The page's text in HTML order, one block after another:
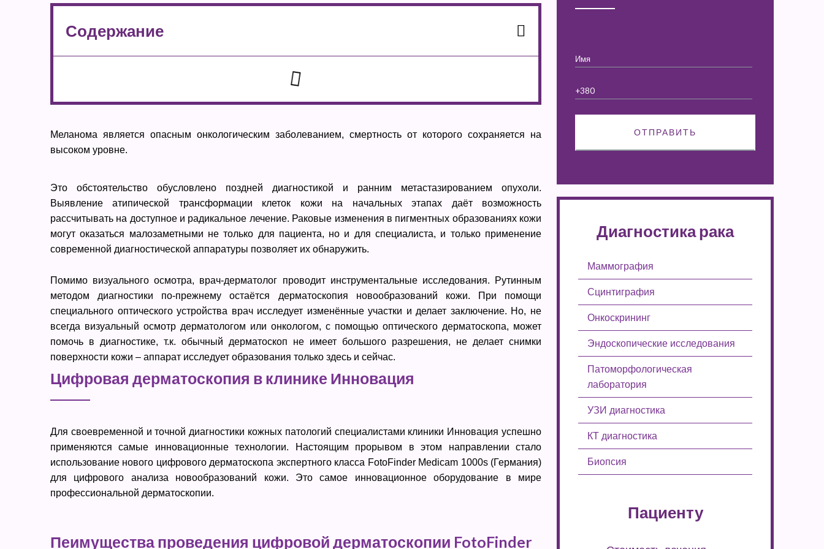
Содержание
Меланома является опасным онкологическим заболеванием, смертность от которого сохраняется на
высоком уровне.
Это обстоятельство обусловлено поздней диагностикой и ранним метастазированием опухоли.
Выявление атипической трансформации клеток кожи на начальных этапах даёт возможность
рассчитывать на доступное и радикальное лечение. Раковые изменения в пигментных образованиях кожи
могут оказаться малозаметными не только для пациента, но и для специалиста, и только применение
современной диагностической аппаратуры позволяет их обнаружить.
Помимо визуального осмотра, врач-дерматолог проводит инструментальные исследования. Рутинным
методом диагностики по-прежнему остаётся дерматоскопия новообразований кожи. При помощи
специального оптического устройства врач исследует изменённые участки и делает заключение. Но, не
всегда визуальный осмотр дерматологом или онкологом, с помощью оптического дерматоскопа, может
помочь в диагностике, т.к. обычный дерматоскоп не имеет большого разрешения, не делает снимки
поверхности кожи – аппарат исследует образования только здесь и сейчас.
Цифровая дерматоскопия в клинике Инновация
Для своевременной и точной диагностики кожных патологий специалистами клиники Инновация успешно
применяются самые инновационные технологии. Настоящим прорывом в этом направлении стало
использование нового цифрового дерматоскопа экспертного класса FotoFinder Medicam 1000s (Германия)
для цифрового анализа новообразований кожи. Это самое инновационное оборудование в мире
профессиональной дерматоскопии.
Пеимущества проведения цифровой дерматоскопии FotoFinder
Диагностика рака
Маммография
Сцинтиграфия
Онкоскрининг
Эндоскопические исследования
Патоморфологическая
лаборатория
УЗИ диагностика
КТ диагностика
Биопсия
Пациенту